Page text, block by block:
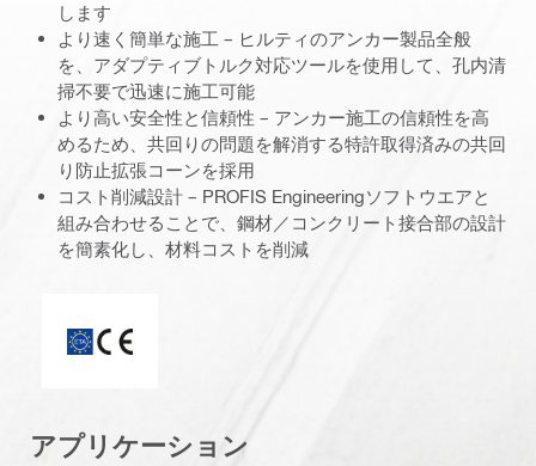
します
より速く簡単な施工 – ヒルティのアンカー製品全般
を、アダプティブトルク対応ツールを使用して、孔内清
掃不要で迅速に施工可能
より高い安全性と信頼性 – アンカー施工の信頼性を高
めるため、共回りの問題を解消する特許取得済みの共回
り防止拡張コーンを採用
コスト削減設計 – PROFIS Engineeringソフトウエアと
組み合わせることで、鋼材／コンクリート接合部の設計
を簡素化し、材料コストを削減
アプリケーション